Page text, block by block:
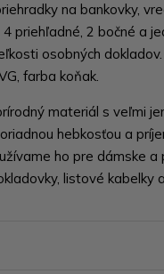
na bankovky,
priehľadné, 2 bočné a
osobných
farba koňak.
materiál s veľmi
hebkosťou a
ho pre dámske a
listové kabelky